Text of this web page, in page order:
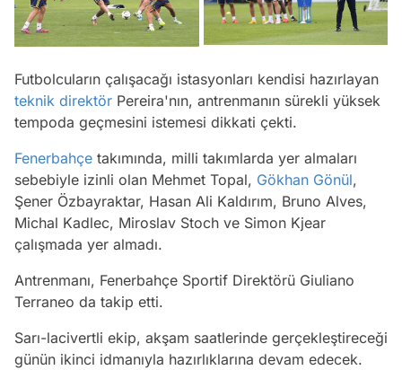
Futbolcuların çalışacağı istasyonları kendisi hazırlayan
teknik direktör Pereira'nın, antrenmanın sürekli yüksek
tempoda geçmesini istemesi dikkati çekti.
Fenerbahçe takımında, milli takımlarda yer almaları
sebebiyle izinli olan Mehmet Topal, Gökhan Gönül,
Şener Özbayraktar, Hasan Ali Kaldırım, Bruno Alves,
Michal Kadlec, Miroslav Stoch ve Simon Kjear
çalışmada yer almadı.
Antrenmanı, Fenerbahçe Sportif Direktörü Giuliano
Terraneo da takip etti.
Sarı-lacivertli ekip, akşam saatlerinde gerçekleştireceği
günün ikinci idmanıyla hazırlıklarına devam edecek.